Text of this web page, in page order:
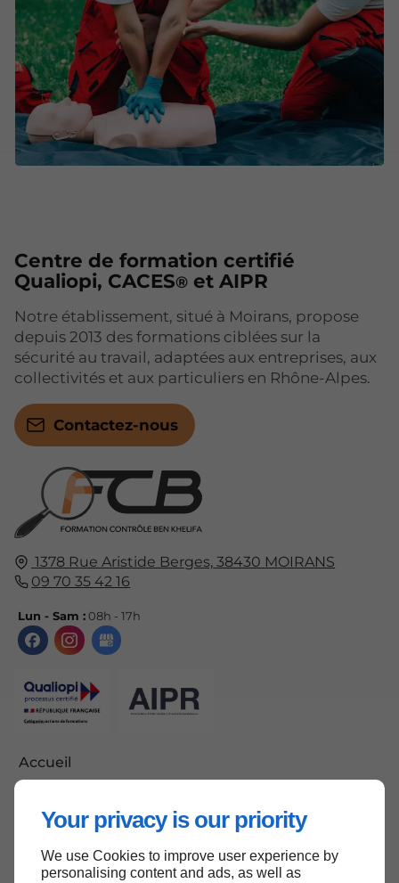
Your privacy is our priority
We use Cookies to improve user experience by
personalising content and ads, as well as
1378 Rue Aristide Berges, 38430 MOIRANS
09 70 35 42 16
Lun - Sam :08h - 17h
Accueil
Mentions légales
Plan du site
Centre de formation certifié
Qualiopi, CACES® et AIPR
Notre établissement, situé à Moirans, propose
depuis 2013 des formations ciblées sur la
sécurité au travail, adaptées aux entreprises, aux
collectivités et aux particuliers en Rhône-Alpes.
Contactez-nous